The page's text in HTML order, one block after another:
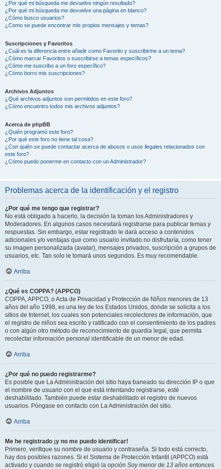
¿Por qué mi búsqueda me devuelve ningún resultado?
¿Por qué mi búsqueda me devuelve una página en blanco?
¿Cómo busco usuarios?
¿Como se puede encontrar mis propios mensajes y temas?
Suscripciones y Favoritos
¿Cuál es la diferencia entre añadir como Favorito y suscribirme a un tema?
¿Cómo marcar Favoritos o suscribirse a temas específicos?
¿Cómo me suscribo a un foro específico?
¿Cómo borro mis suscripciones?
Archivos Adjuntos
¿Qué archivos adjuntos son permitidos en este foro?
¿Cómo encuentro todos mis archivos adjuntos?
Acerca de phpBB
¿Quién programó este foro?
¿Por qué este foro no tiene tal cosa?
¿Con quién se puede contactar acerca de abusos o usos ilegales relacionados con
este foro?
¿Cómo puedo ponerme en contacto con un Administrador?
Problemas acerca de la identificación y el registro
¿Por qué me tengo que registrar?
No está obligado a hacerlo, la decisión la toman los Administradores y
Moderadores. En algunos casos necesitará registrarse para publicar temas y
respuestas. Sin embargo, estar registrado le dará acceso a contenidos
adicionales y/o ventajas que como usuario invitado no disfrutaría, como tener
su imagen personalizada (avatar), mensajes privados, suscripción a grupos de
usuarios, etc. Tan solo le tomará unos segundos. Es muy recomendable.
Arriba
¿Qué es COPPA? (APPCO)
COPPA, APPCO, o Acta de Privacidad y Protección de Niños menores de 13
años del año 1998, es una ley de los Estados Unidos, donde se solicita a los
sitios de Internet, los cuales son potenciales recolectores de información, que
el registro de niños sea escrito y ratificado con el consentimiento de los padres
o con algún otro método de reconocimiento de guardia legal, que permita
recolectar información personal identificable de un menor de edad.
Arriba
¿Por qué no puedo registrarme?
Es posible que La Administración del sitio haya baneado su dirección IP o que
el nombre de usuario con el que está intentando registrarse, esté
deshabilitado. También puede estar deshabilitado el registro de nuevos
usuarios. Póngase en contacto con La Administración del sitio.
Arriba
Me he registrado ¡y no me puedo identificar!
Primero, verifique su nombre de usuario y contraseña. Si todo está correcto,
hay dos posibles razones. Si el Sistema de Protección Infantil (APPCO) está
activado y cuando se registró eligió la opción Soy menor de 13 años entonces